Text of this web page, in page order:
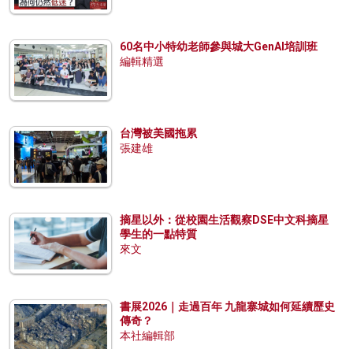
60名中小特幼老師參與城大GenAI培訓班
編輯精選
台灣被美國拖累
張建雄
摘星以外：從校園生活觀察DSE中文科摘星
學生的一點特質
來文
書展2026｜走過百年 九龍寨城如何延續歷史
傳奇？
本社編輯部